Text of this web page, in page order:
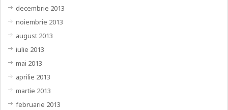
decembrie 2013
noiembrie 2013
august 2013
iulie 2013
mai 2013
aprilie 2013
martie 2013
februarie 2013